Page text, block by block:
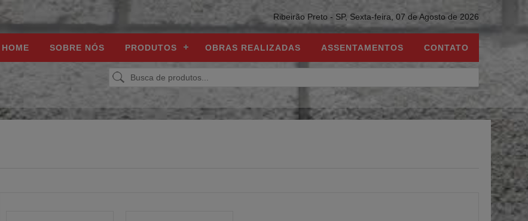
Ribeirão Preto - SP, Sexta-feira, 07 de Agosto de 2026
HOME SOBRE NÓS PRODUTOS OBRAS REALIZADAS ASSENTAMENTOS CONTATO